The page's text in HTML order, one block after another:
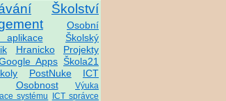
Školství
Osobní
Školský
Hranicko
Projekty
Apps Škola21
PostNuke
ICT
Osobnost
Výuka
systému
ICT správce